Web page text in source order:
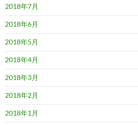
2018年7月
2018年6月
2018年5月
2018年4月
2018年3月
2018年2月
2018年1月